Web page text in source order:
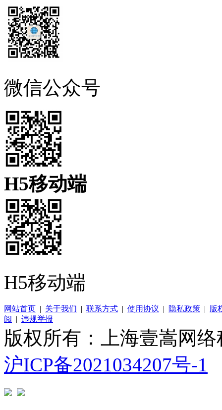
微信公众号
H5移动端
H5移动端
网站首页 | 关于我们 | 联系方式 | 使用协议 | 隐私政策 | 版
阅
| 违规举报
版权所有：上海壹嵩网
沪ICP备2021034207号-1